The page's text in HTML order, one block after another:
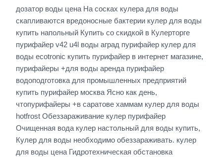
дозатор воды цена На сосках кулера для воды
скапливаются вредоносные бактерии кулер для воды
купить напольный Купить со скидкой в Кулерторге
пурифайер v42 u4l воды аград пурифайер кулер для
воды ecotronic купить пурифайер в интернет магазине,
пурифайеры +для воды аренда пурифайер
водоподготовка для промышленных предприятий
купить пурифайер москва Ясно как день,
чтопурифайеры +в саратове хаммам кулер для воды
hotfrost Обеззараживание кулер пурифайер
Очищенная вода кулер настольный для воды купить,
Кулер для воды необходимо обеззараживать. кулер
для воды цена Гидротехническая обстановка